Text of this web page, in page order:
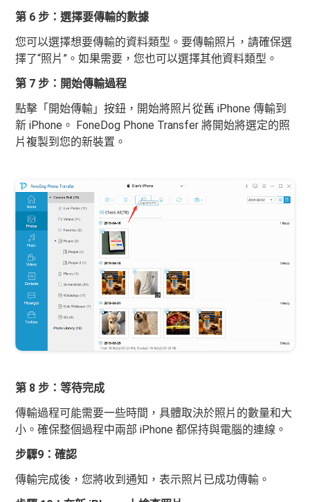
第 6 步：選擇要傳輸的數據
您可以選擇想要傳輸的資料類型。要傳輸照片，請確保選
擇了“照片”。如果需要，您也可以選擇其他資料類型。
第 7 步：開始傳輸過程
點擊「開始傳輸」按鈕，開始將照片從舊 iPhone 傳輸到
新 iPhone。 FoneDog Phone Transfer 將開始將選定的照
片複製到您的新裝置。
第 8 步：等待完成
傳輸過程可能需要一些時間，具體取決於照片的數量和大
小。確保整個過程中兩部 iPhone 都保持與電腦的連線。
步驟9：確認
傳輸完成後，您將收到通知，表示照片已成功傳輸。